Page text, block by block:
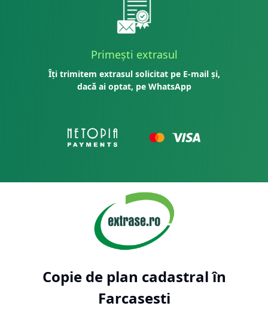
Primești extrasul
Îți trimitem extrasul solicitat pe E-mail și,
dacă ai optat, pe WhatsApp
Copie de plan cadastral în
Farcasesti